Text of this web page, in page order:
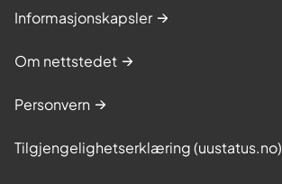
Informasjonskapsler
Om nettstedet
Personvern
Tilgjengelighetserklæring (uustatus.no)